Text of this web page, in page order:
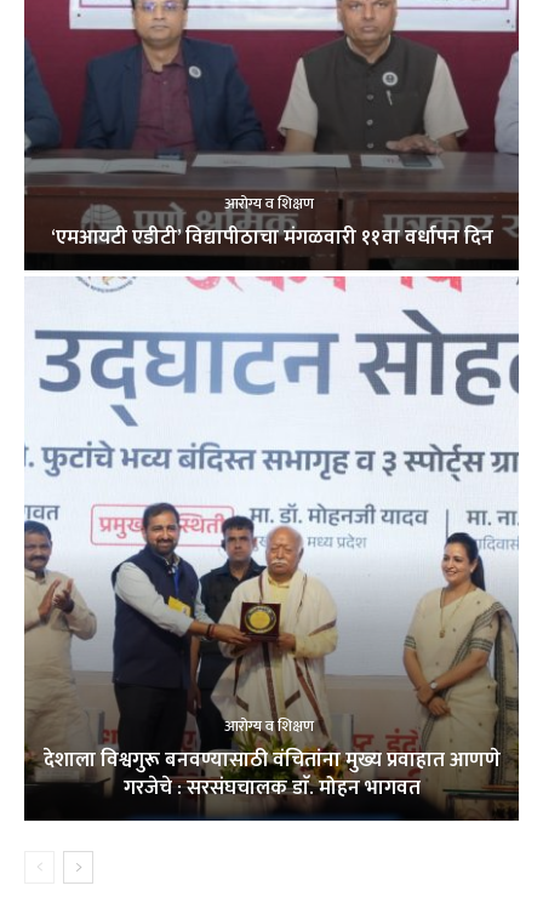
आरोग्य व शिक्षण
‘एमआयटी एडीटी’ विद्यापीठाचा मंगळवारी ११वा वर्धापन दिन
आरोग्य व शिक्षण
देशाला विश्वगुरू बनवण्यासाठी वंचितांना मुख्य प्रवाहात आणणे
गरजेचे : सरसंघचालक डाॅ. मोहन भागवत